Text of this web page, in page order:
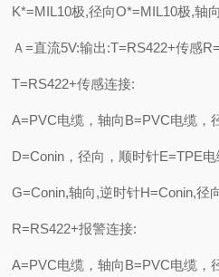
K*=MIL10极,径向O*=MIL10极,轴向
Ａ=直流5V:输出:T=RS422+传感
T=RS422+传感连接:
A=PVC电缆，轴向B=PVC电缆，
D=Conin，径向，顺时针E=TPE
G=Conin,轴向,逆时针H=Conin,径
R=RS422+报警连接:
A=PVC电缆，轴向B=PVC电缆，